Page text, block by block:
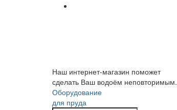
Наш интернет-магазин поможет
сделать Ваш водоём неповторимым.
Оборудование
для пруда